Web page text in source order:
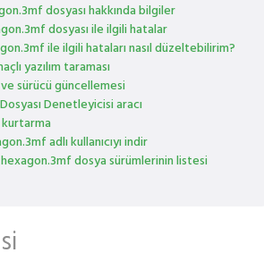
dosyası hakkında bilgiler
dosyası ile ilgili hatalar
ile ilgili hataları nasıl düzeltebilirim?
yazılım taraması
sürücü güncellemesi
Denetleyicisi aracı
adlı kullanıcıyı indir
dosya sürümlerinin listesi